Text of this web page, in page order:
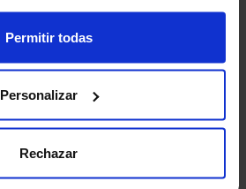
Permitir todas
Personalizar
Rechazar